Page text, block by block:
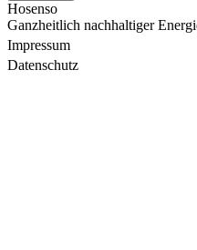
Hosenso
Ganzheitlich nachhaltiger
Impressum
Datenschutz